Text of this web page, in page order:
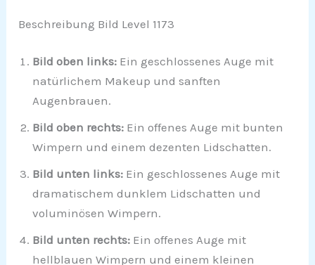
Beschreibung Bild Level 1173
Bild oben links: Ein geschlossenes Auge mit
natürlichem Makeup und sanften
Augenbrauen.
Bild oben rechts: Ein offenes Auge mit bunten
Wimpern und einem dezenten Lidschatten.
Bild unten links: Ein geschlossenes Auge mit
dramatischem dunklem Lidschatten und
voluminösen Wimpern.
Bild unten rechts: Ein offenes Auge mit
hellblauen Wimpern und einem kleinen